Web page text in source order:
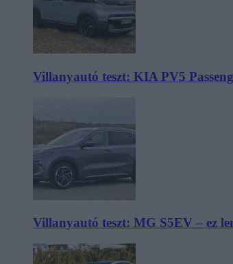
Villanyautó teszt: KIA PV5
Villanyautó teszt: MG S5EV – ez